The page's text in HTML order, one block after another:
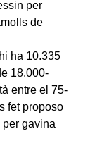
per
de
ha 10.335
18.000-
entre el 75-
fet proposo
gavina